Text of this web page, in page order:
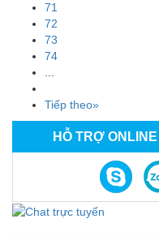
HỖ TRỢ ONLINE
71
72
73
74
...
Tiếp theo»